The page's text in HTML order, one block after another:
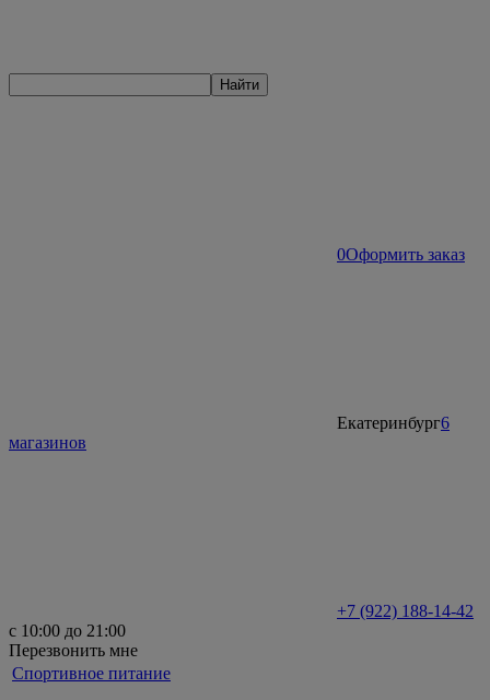
Найти
0Оформить заказ
Екатеринбург6
магазинов
+7 (922) 188-14-42
с 10:00 до 21:00
Перезвонить мне
Спортивное питание